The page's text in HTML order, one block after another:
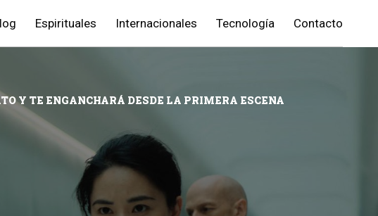
Espirituales Internacionales Tecnología Contacto
Y TE ENGANCHARÁ DESDE LA PRIMERA ESCENA